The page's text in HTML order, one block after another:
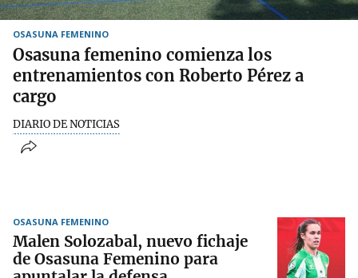
OSASUNA FEMENINO
Osasuna femenino comienza los
entrenamientos con Roberto Pérez a
cargo
DIARIO DE NOTICIAS
OSASUNA FEMENINO
Malen Solozabal, nuevo fichaje
de Osasuna Femenino para